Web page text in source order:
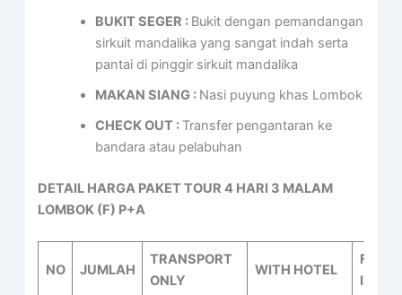
BUKIT SEGER : Bukit dengan pemandangan
sirkuit mandalika yang sangat indah serta
pantai di pinggir sirkuit mandalika
MAKAN SIANG : Nasi puyung khas Lombok
CHECK OUT : Transfer pengantaran ke
bandara atau pelabuhan
DETAIL HARGA PAKET TOUR 4 HARI 3 MALAM
LOMBOK (F) P+A
NO JUMLAH
TRANSPORT
ONLY
WITH HOTEL
FULL